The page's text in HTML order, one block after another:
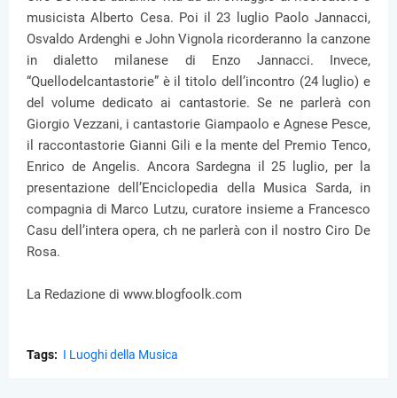
musicista Alberto Cesa. Poi il 23 luglio Paolo Jannacci,
Osvaldo Ardenghi e John Vignola ricorderanno la canzone
in dialetto milanese di Enzo Jannacci. Invece,
“Quellodelcantastorie” è il titolo dell’incontro (24 luglio) e
del volume dedicato ai cantastorie. Se ne parlerà con
Giorgio Vezzani, i cantastorie Giampaolo e Agnese Pesce,
il raccontastorie Gianni Gili e la mente del Premio Tenco,
Enrico de Angelis. Ancora Sardegna il 25 luglio, per la
presentazione dell’Enciclopedia della Musica Sarda, in
compagnia di Marco Lutzu, curatore insieme a Francesco
Casu dell’intera opera, ch ne parlerà con il nostro Ciro De
Rosa.
La Redazione di www.blogfoolk.com
Tags: I Luoghi della Musica